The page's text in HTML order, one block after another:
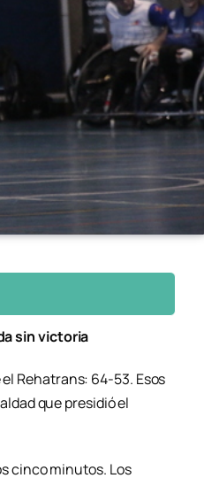
sin victoria
Rehatrans: 64-53. Esos
que presidió el
cinco minutos. Los